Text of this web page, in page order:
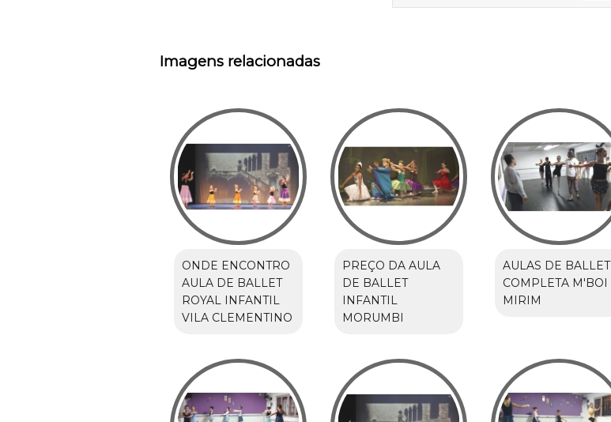
Imagens relacionadas
ONDE ENCONTRO
AULA DE BALLET
ROYAL INFANTIL
VILA CLEMENTINO
PREÇO DA AULA
DE BALLET
INFANTIL
MORUMBI
AULAS DE BALLET
COMPLETA M'BOI
MIRIM